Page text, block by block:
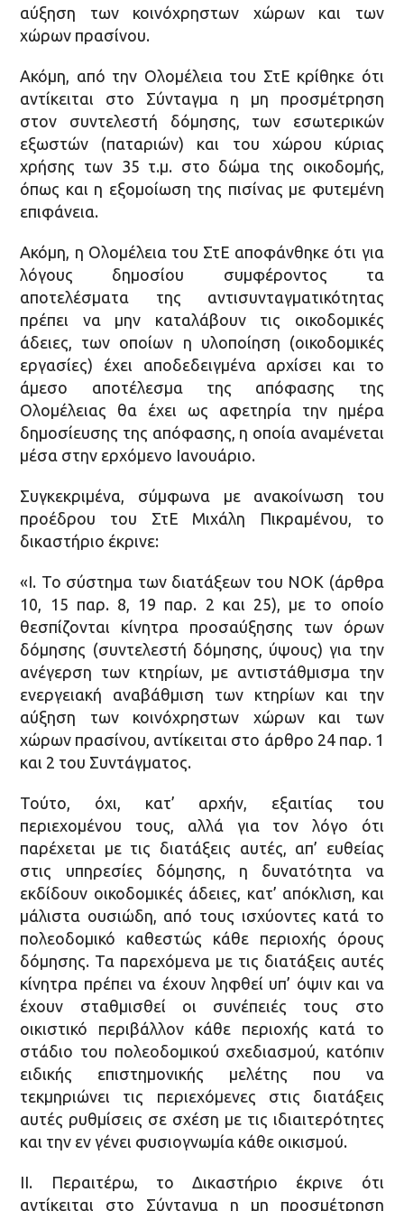
αύξηση των κοινόχρηστων χώρων και των
χώρων πρασίνου.
Ακόμη, από την Ολομέλεια του ΣτΕ κρίθηκε ότι
αντίκειται στο Σύνταγμα η μη προσμέτρηση
στον συντελεστή δόμησης, των εσωτερικών
εξωστών (παταριών) και του χώρου κύριας
χρήσης των 35 τ.μ. στο δώμα της οικοδομής,
όπως και η εξομοίωση της πισίνας με φυτεμένη
επιφάνεια.
Ακόμη, η Ολομέλεια του ΣτΕ αποφάνθηκε ότι για
λόγους δημοσίου συμφέροντος τα
αποτελέσματα της αντισυνταγματικότητας
πρέπει να μην καταλάβουν τις οικοδομικές
άδειες, των οποίων η υλοποίηση (οικοδομικές
εργασίες) έχει αποδεδειγμένα αρχίσει και το
άμεσο αποτέλεσμα της απόφασης της
Ολομέλειας θα έχει ως αφετηρία την ημέρα
δημοσίευσης της απόφασης, η οποία αναμένεται
μέσα στην ερχόμενο Ιανουάριο.
Συγκεκριμένα, σύμφωνα με ανακοίνωση του
προέδρου του ΣτΕ Μιχάλη Πικραμένου, το
δικαστήριο έκρινε:
«Ι. Το σύστημα των διατάξεων του ΝΟΚ (άρθρα
10, 15 παρ. 8, 19 παρ. 2 και 25), με το οποίο
θεσπίζονται κίνητρα προσαύξησης των όρων
δόμησης (συντελεστή δόμησης, ύψους) για την
ανέγερση των κτηρίων, με αντιστάθμισμα την
ενεργειακή αναβάθμιση των κτηρίων και την
αύξηση των κοινόχρηστων χώρων και των
χώρων πρασίνου, αντίκειται στo άρθρο 24 παρ. 1
και 2 του Συντάγματος.
Τούτο, όχι, κατ’ αρχήν, εξαιτίας του
περιεχομένου τους, αλλά για τον λόγο ότι
παρέχεται με τις διατάξεις αυτές, απ’ ευθείας
στις υπηρεσίες δόμησης, η δυνατότητα να
εκδίδουν οικοδομικές άδειες, κατ’ απόκλιση, και
μάλιστα ουσιώδη, από τους ισχύοντες κατά το
πολεοδομικό καθεστώς κάθε περιοχής όρους
δόμησης. Τα παρεχόμενα με τις διατάξεις αυτές
κίνητρα πρέπει να έχουν ληφθεί υπ’ όψιν και να
έχουν σταθμισθεί οι συνέπειές τους στο
οικιστικό περιβάλλον κάθε περιοχής κατά το
στάδιο του πολεοδομικού σχεδιασμού, κατόπιν
ειδικής επιστημονικής μελέτης που να
τεκμηριώνει τις περιεχόμενες στις διατάξεις
αυτές ρυθμίσεις σε σχέση με τις ιδιαιτερότητες
και την εν γένει φυσιογνωμία κάθε οικισμού.
ΙΙ. Περαιτέρω, το Δικαστήριο έκρινε ότι
αντίκειται στο Σύνταγμα η μη προσμέτρηση